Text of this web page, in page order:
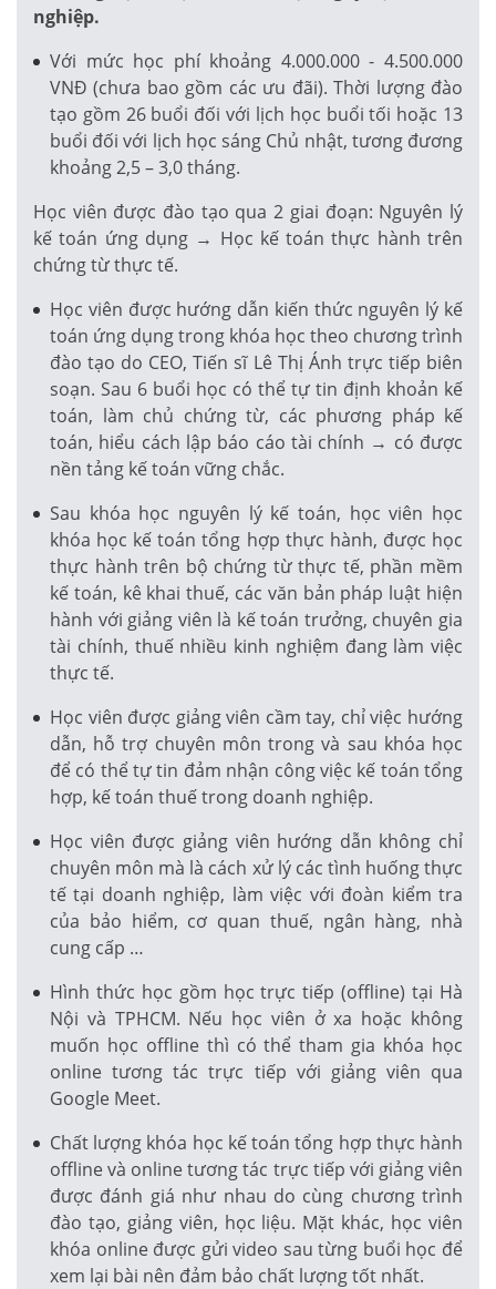
nghiệp.
Với mức học phí khoảng 4.000.000 - 4.500.000
VNĐ (chưa bao gồm các ưu đãi). Thời lượng đào
tạo gồm 26 buổi đối với lịch học buổi tối hoặc 13
buổi đối với lịch học sáng Chủ nhật, tương đương
khoảng 2,5 – 3,0 tháng.
Học viên được đào tạo qua 2 giai đoạn: Nguyên lý
kế toán ứng dụng → Học kế toán thực hành trên
chứng từ thực tế.
Học viên được hướng dẫn kiến thức nguyên lý kế
toán ứng dụng trong khóa học theo chương trình
đào tạo do CEO, Tiến sĩ Lê Thị Ánh trực tiếp biên
soạn. Sau 6 buổi học có thể tự tin định khoản kế
toán, làm chủ chứng từ, các phương pháp kế
toán, hiểu cách lập báo cáo tài chính → có được
nền tảng kế toán vững chắc.
Sau khóa học nguyên lý kế toán, học viên học
khóa học kế toán tổng hợp thực hành, được học
thực hành trên bộ chứng từ thực tế, phần mềm
kế toán, kê khai thuế, các văn bản pháp luật hiện
hành với giảng viên là kế toán trưởng, chuyên gia
tài chính, thuế nhiều kinh nghiệm đang làm việc
thực tế.
Học viên được giảng viên cầm tay, chỉ việc hướng
dẫn, hỗ trợ chuyên môn trong và sau khóa học
để có thể tự tin đảm nhận công việc kế toán tổng
hợp, kế toán thuế trong doanh nghiệp.
Học viên được giảng viên hướng dẫn không chỉ
chuyên môn mà là cách xử lý các tình huống thực
tế tại doanh nghiệp, làm việc với đoàn kiểm tra
của bảo hiểm, cơ quan thuế, ngân hàng, nhà
cung cấp …
Hình thức học gồm học trực tiếp (offline) tại Hà
Nội và TPHCM. Nếu học viên ở xa hoặc không
muốn học offline thì có thể tham gia khóa học
online tương tác trực tiếp với giảng viên qua
Google Meet.
Chất lượng khóa học kế toán tổng hợp thực hành
offline và online tương tác trực tiếp với giảng viên
được đánh giá như nhau do cùng chương trình
đào tạo, giảng viên, học liệu. Mặt khác, học viên
khóa online được gửi video sau từng buổi học để
xem lại bài nên đảm bảo chất lượng tốt nhất.